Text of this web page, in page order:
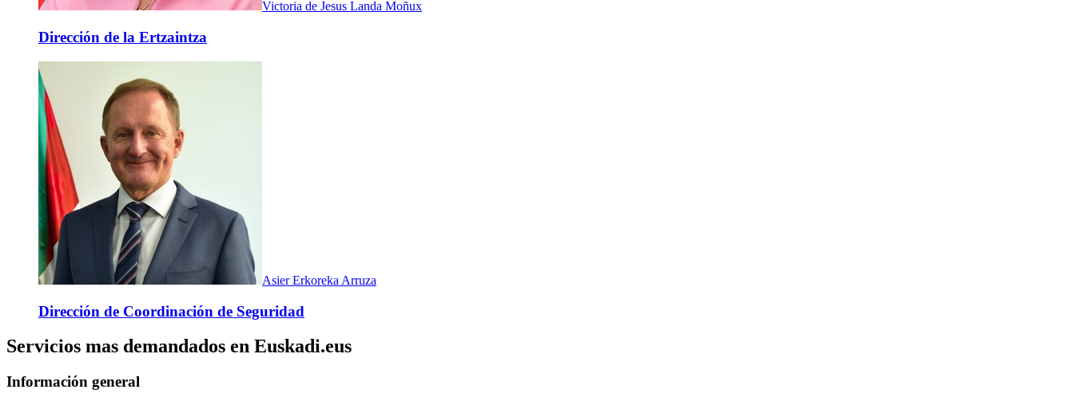
Victoria de Jesus Landa Moñux
Dirección de la Ertzaintza
Asier Erkoreka Arruza
Dirección de Coordinación de Seguridad
Servicios mas demandados en Euskadi.eus
Información general